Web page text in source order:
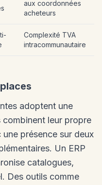
aux coordonnées
acheteurs
Complexité TVA
intracommunautaire
adoptent une
leur propre
présence sur deux
Un ERP
catalogues,
Des outils comme